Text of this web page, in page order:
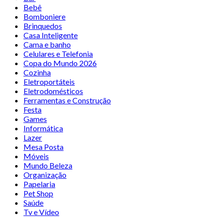
Bebê
Bomboniere
Brinquedos
Casa Inteligente
Cama e banho
Celulares e Telefonia
Copa do Mundo 2026
Cozinha
Eletroportáteis
Eletrodomésticos
Ferramentas e Construção
Festa
Games
Informática
Lazer
Mesa Posta
Móveis
Mundo Beleza
Organização
Papelaria
Pet Shop
Saúde
Tv e Vídeo